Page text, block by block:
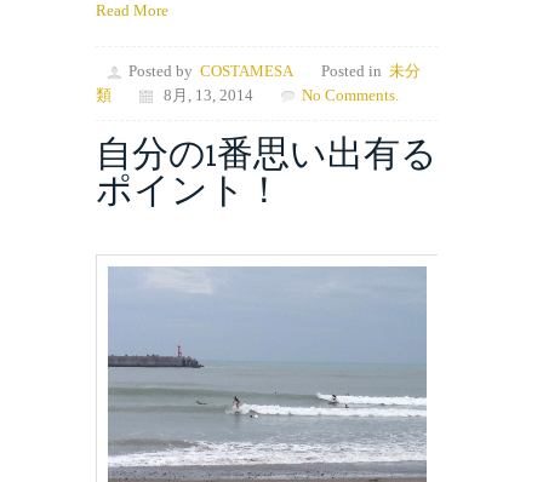
Read More
Posted by COSTAMESA Posted in 未分
類
8月, 13, 2014 No Comments.
自分の1番思い出有る
ポイント！